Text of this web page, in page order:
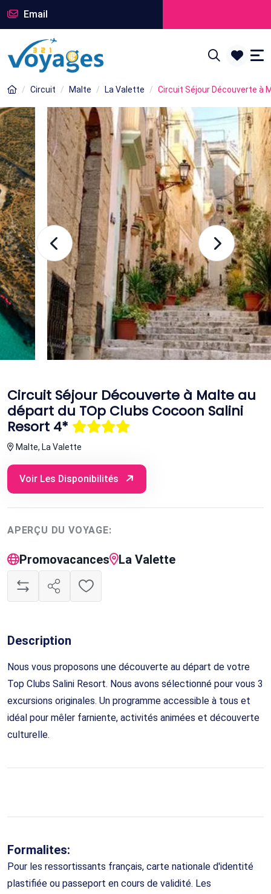
Email
Circuit Malte La Valette Circuit Séjour Découverte à
Circuit Séjour Découverte à Malte au
départ du TOp Clubs Cocoon Salini
Resort 4*
Malte, La Valette
Voir Les Disponibilités
APERÇU DU VOYAGE:
Promovacances La Valette
Description
Nous vous proposons une découverte au départ de votre
Top Clubs Salini Resort. Nous avons sélectionné pour vous 3
excursions originales. Un programme accessible à tous et
idéal pour mêler farniente, activités animées et découverte
culturelle.
Formalites:
Pour les ressortissants français, carte nationale d'identité
plastifiée ou passeport en cours de validité. Les